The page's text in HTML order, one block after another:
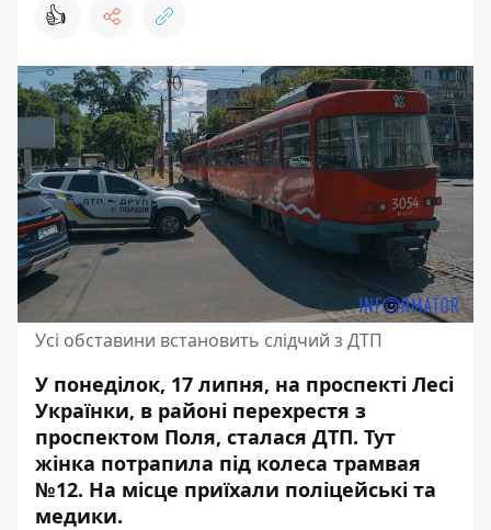
👍
Усі обставини встановить слідчий з ДТП
У понеділок, 17 липня, на проспекті Лесі
Українки, в районі перехрестя з
проспектом Поля, сталася ДТП. Тут
жінка потрапила під колеса трамвая
№12. На місце приїхали поліцейські та
медики.